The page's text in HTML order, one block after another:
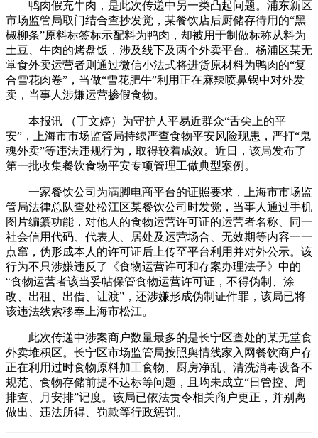
鸭肉假充牛肉，是此次传递中另一类凸起问题。浦东新区
市场监管局取门结合查抄发觉，某餐饮店后厨储存待用的“黑
椒柳条”原料标签标示配料为鸭肉，却被用于制做标称从料为
土豆、牛肉的烤盘饭，涉及线下及两个外卖平台。杨浦区某无
堂食外卖运营者则通过微信小法式将进货原材料为鸭肉的“复
合雪花肉卷”，当做“雪花肥牛”利用正在麻辣喷鼻锅中对外发
卖，当事人涉嫌运营掺假食物。
本报讯 （丁文婷）为守护人平易近群众“舌尖上的平
安”，上海市市场监管局持续严查食物平安风险现患，严打“鬼
魂外卖”等违法违规行为，取得较着成效。近日，该局发布了
第一批收集餐饮食物平安专项管理工做典型案例。
一家餐饮公司为满脚电商平台的证照要求，上海市市场监
管局法律总队查处松江区某餐饮公司时发觉，当事人通过手机
图片编纂功能，对他人的食物运营许可证的运营者名称、同一
社会信用代码、代表人、居处及运营场合、无效期等内容一一
点窜，伪形成本人的许可证后上传至平台利用并对外公示。该
行为不只涉嫌违反了《食物运营许可和存案办理法子》中的
“食物运营者该当妥帖保管食物运营许可证，不得伪制、涂
改、出租、出借、让渡”，还涉嫌形成伪制证件罪，该局已将
该违法线索移奉上海市松江。
此次传递中涉案商户数量最多的是长宁区查处的某无堂食
外卖堆积区。长宁区市场监管局按照舆情线家入网餐饮商户存
正在利用过时食物原料加工食物、厨房净乱、清洗消毒设备不
规范、食物存储前提不达标等问题，且均未成立“日管控、周
排查、月安排”记度。该局已依法责令相关商户更正，并别离
做出、违法所得、罚款等行政惩罚。